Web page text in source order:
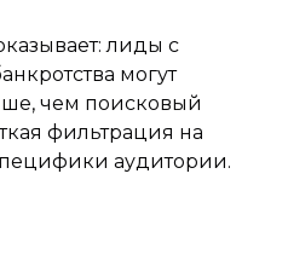
лиды с
могут
чем поисковый
фильтрация на
аудитории.